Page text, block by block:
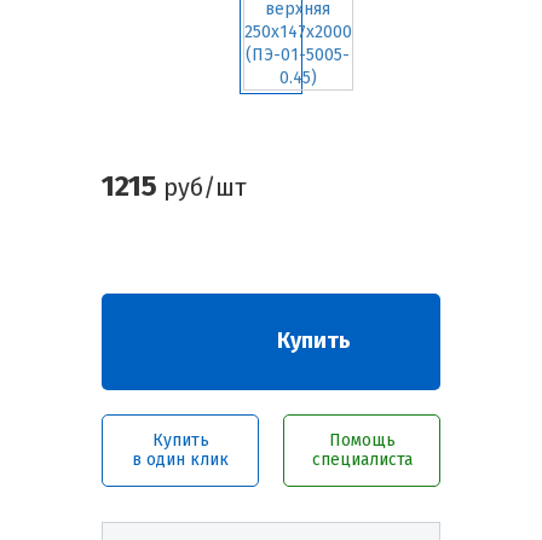
1215 руб/шт
Купить
Купить
в один клик
Помощь
специалиста